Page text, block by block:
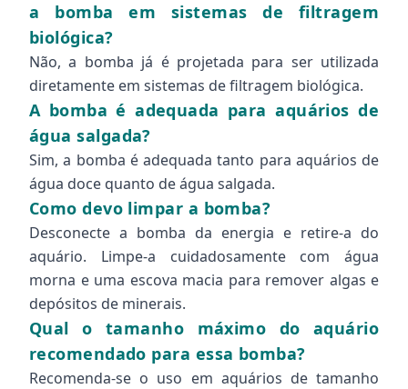
a bomba em sistemas de filtragem
biológica?
Não, a bomba já é projetada para ser utilizada
diretamente em sistemas de filtragem biológica.
A bomba é adequada para aquários de
água salgada?
Sim, a bomba é adequada tanto para aquários de
água doce quanto de água salgada.
Como devo limpar a bomba?
Desconecte a bomba da energia e retire-a do
aquário. Limpe-a cuidadosamente com água
morna e uma escova macia para remover algas e
depósitos de minerais.
Qual o tamanho máximo do aquário
recomendado para essa bomba?
Recomenda-se o uso em aquários de tamanho